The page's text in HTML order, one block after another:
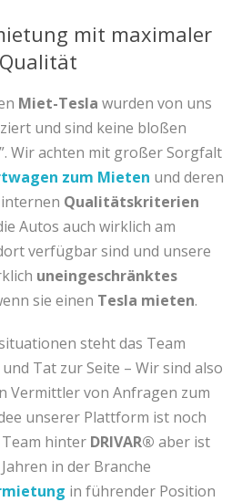
mit maximaler
Qualität
Miet-Tesla wurden von uns
und sind keine bloßen
Wir achten mit großer Sorgfalt
zum Mieten und deren
Qualitätskriterien
Autos auch wirklich am
verfügbar sind und unsere
uneingeschränktes
sie einen Tesla mieten.
steht das Team
Tat zur Seite – Wir sind also
Vermittler von Anfragen zum
unserer Plattform ist noch
hinter DRIVAR® aber ist
in der Branche
in führender Position